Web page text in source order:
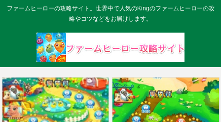
ファームヒーローの攻略サイト。世界中で人気のKingのファームヒーローの攻
略やコツなどをお届けします。